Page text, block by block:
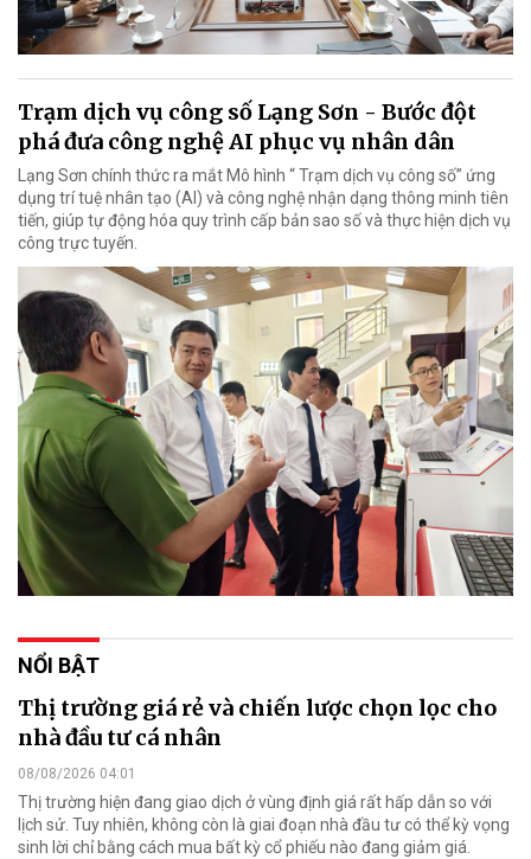
Trạm dịch vụ công số Lạng Sơn - Bước đột
phá đưa công nghệ AI phục vụ nhân dân
Lạng Sơn chính thức ra mắt Mô hình “ Trạm dịch vụ công số” ứng
dụng trí tuệ nhân tạo (AI) và công nghệ nhận dạng thông minh tiên
tiến, giúp tự động hóa quy trình cấp bản sao số và thực hiện dịch vụ
công trực tuyến.
NỔI BẬT
Thị trường giá rẻ và chiến lược chọn lọc cho
nhà đầu tư cá nhân
08/08/2026 04:01
Thị trường hiện đang giao dịch ở vùng định giá rất hấp dẫn so với
lịch sử. Tuy nhiên, không còn là giai đoạn nhà đầu tư có thể kỳ vọng
sinh lời chỉ bằng cách mua bất kỳ cổ phiếu nào đang giảm giá.